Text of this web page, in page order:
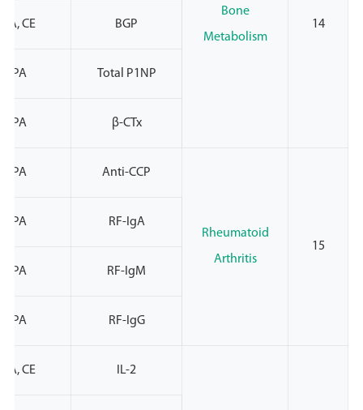
14
Bone
Metabolism
BGP
CE
Total P1NP
β-CTx
15
Rheumatoid
Arthritis
Anti-CCP
RF-IgA
RF-IgM
RF-IgG
IL-2
CE